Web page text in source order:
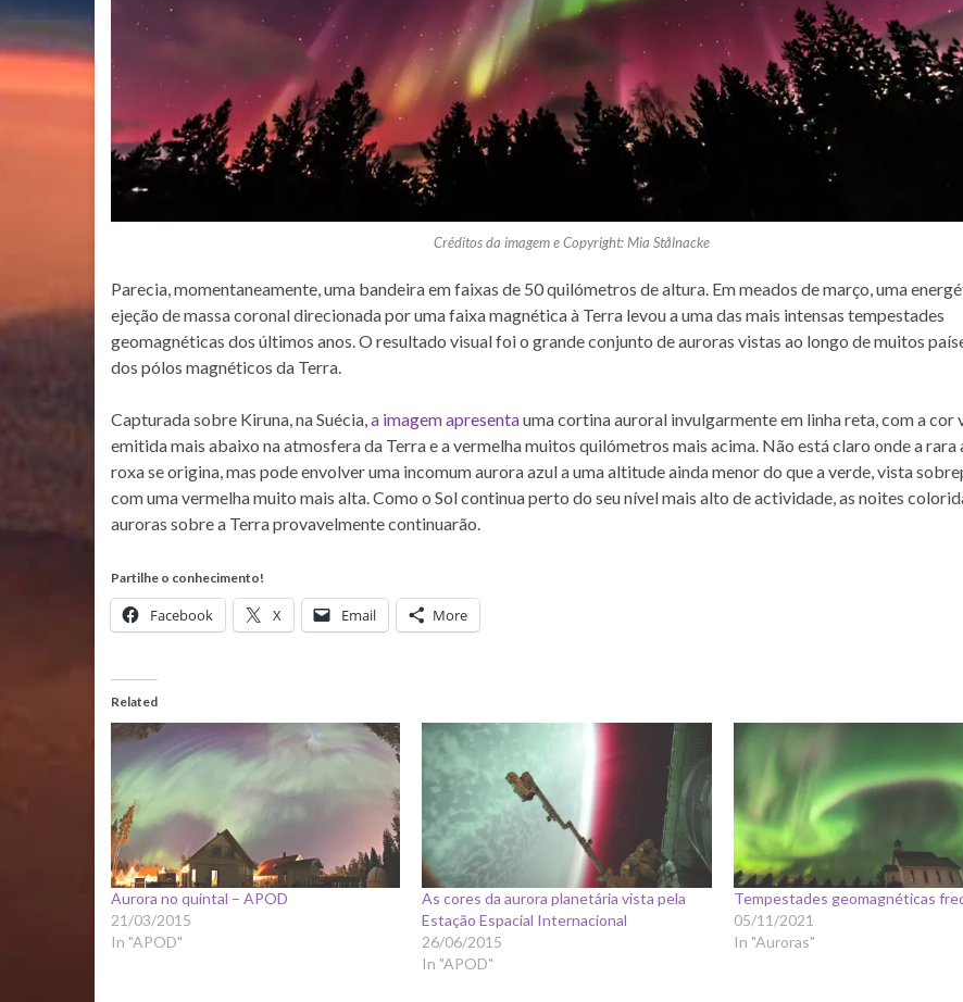
Créditos da imagem e Copyright: Mia Stålnacke
Parecia, momentaneamente, uma bandeira em faixas de 50 quilómetros de altura. Em meados de março, uma
ejeção de massa coronal direcionada por uma faixa magnética à Terra levou a uma das mais intensas tempestades
geomagnéticas dos últimos anos. O resultado visual foi o grande conjunto de auroras vistas ao longo de muitos
dos pólos magnéticos da Terra.
Capturada sobre Kiruna, na Suécia,a imagem apresentauma cortina auroral invulgarmente em linha reta, com a cor
emitida mais abaixo na atmosfera da Terra e a vermelha muitos quilómetros mais acima. Não está claro onde a rara
roxa se origina, mas pode envolver uma incomum aurora azul a uma altitude ainda menor do que a verde, vista
com uma vermelha muito mais alta. Como o Sol continua perto do seu nível mais alto de actividade, as noites
auroras sobre a Terra provavelmente continuarão.
Partilhe o conhecimento!
Facebook X Email More
Related
Aurora no quintal – APOD
21/03/2015
In "APOD"
As cores da aurora planetária vista pela
Estação Espacial Internacional
26/06/2015
In "APOD"
Tempestades geomagnéticas
05/11/2021
In "Auroras"